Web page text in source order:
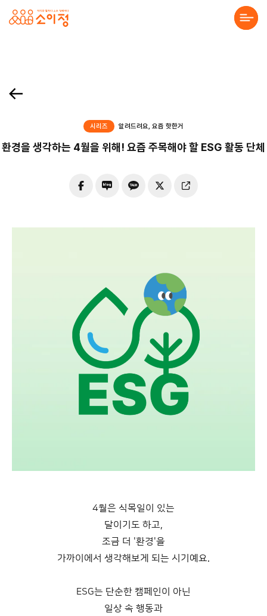
Solution
Project
시리즈 알려드려요, 요즘 핫한거
환경을 생각하는 4월을 위해! 요즘 주목해야 할 ESG 활동 단체
4월은 식목일이 있는
달이기도 하고,
조금 더 '환경'을
가까이에서 생각해보게 되는 시기예요.
ESG는 단순한 캠페인이 아닌
일상 속 행동과